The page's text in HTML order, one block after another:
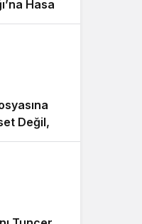
Hasan
Değil,